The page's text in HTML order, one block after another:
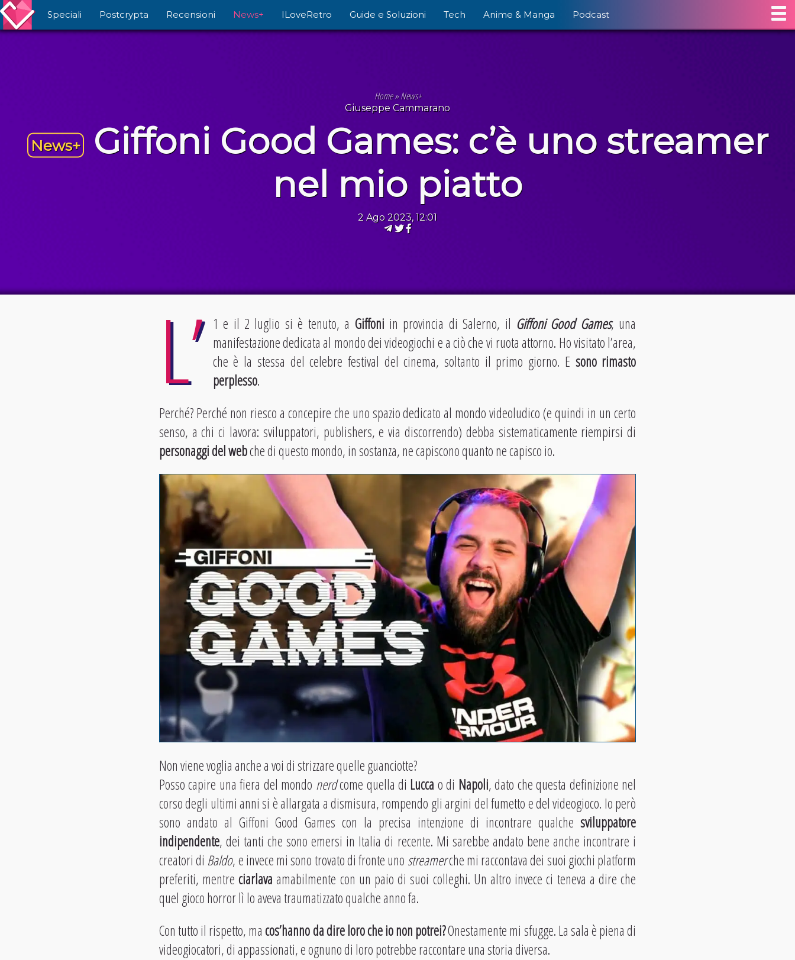
Speciali Postcrypta Recensioni News+ ILoveRetro Guide e Soluzioni Tech Anime & Manga Podcast
Home»News+
Giuseppe Cammarano
News+
Giffoni Good Games: c’è uno streamer
nel mio piatto
2 Ago 2023, 12:01
L’ 1 e il 2 luglio si è tenuto, a Giffoni in provincia di Salerno, il Giffoni Good Games, una
manifestazione dedicata al mondo dei videogiochi e a ciò che vi ruota attorno. Ho visitato l’area,
che è la stessa del celebre festival del cinema, soltanto il primo giorno. E sono rimasto
perplesso.
Perché? Perché non riesco a concepire che uno spazio dedicato al mondo videoludico (e quindi in un certo
senso, a chi ci lavora: sviluppatori, publishers, e via discorrendo) debba sistematicamente riempirsi di
personaggi del webche di questo mondo, in sostanza, ne capiscono quanto ne capisco io.
Non viene voglia anche a voi di strizzare quelle guanciotte?
Posso capire una fiera del mondo nerdcome quella di Lucca o di Napoli, dato che questa definizione nel
corso degli ultimi anni si è allargata a dismisura, rompendo gli argini del fumetto e del videogioco. Io però
sono andato al Giffoni Good Games con la precisa intenzione di incontrare qualchesviluppatore
indipendente, dei tanti che sono emersi in Italia di recente. Mi sarebbe andato bene anche incontrare i
creatori di Baldo, e invece mi sono trovato di fronte uno streamerche mi raccontava dei suoi giochi platform
preferiti, mentreciarlava amabilmente con un paio di suoi colleghi. Un altro invece ci teneva a dire che
quel gioco horror lì lo aveva traumatizzato qualche anno fa.
Con tutto il rispetto, macos’hanno da dire loro che io non potrei?Onestamente mi sfugge. La sala è piena di
videogiocatori, di appassionati, e ognuno di loro potrebbe raccontare una storia diversa.